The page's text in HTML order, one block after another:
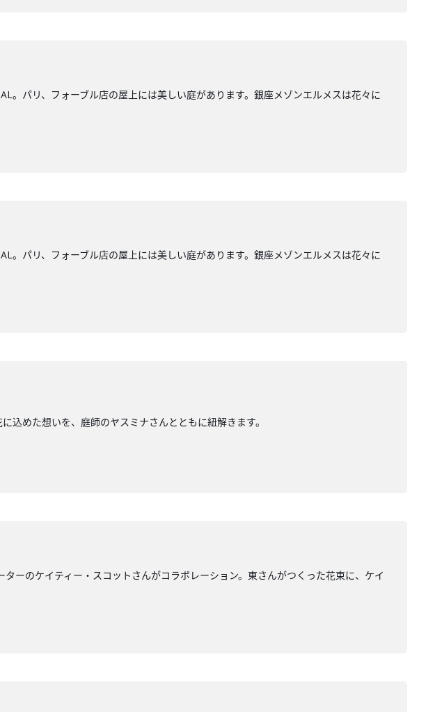
。パリ、フォーブル店の屋上には美しい庭があります。銀座メゾンエルメスは花々に
。パリ、フォーブル店の屋上には美しい庭があります。銀座メゾンエルメスは花々に
込めた想いを、庭師のヤスミナさんとともに紐解きます。
ーのケイティー・スコットさんがコラボレーション。東さんがつくった花束に、ケイ